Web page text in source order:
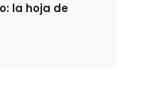
la hoja de